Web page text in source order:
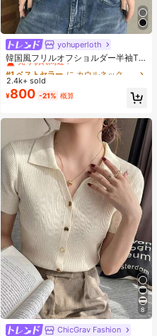
yohuperloth
韓国風フリルオフショルダー半袖T
シャツ、フィットウエストスリミン
グ多用途トップ カジュアルサマー
#1 ベストセラー
売り切れ間近！
#1 ベストセラー
売り切れ間近！
#1 ベストセラー
売り切れ間近！
#1 ベストセラー
に カウルネック 女性用トップス、ブラウス、Tシャツ
2.4k+ sold
¥800 -21% 概算
8
ChicGrav Fashion
#3 ベストセラー
レディースカーディガン